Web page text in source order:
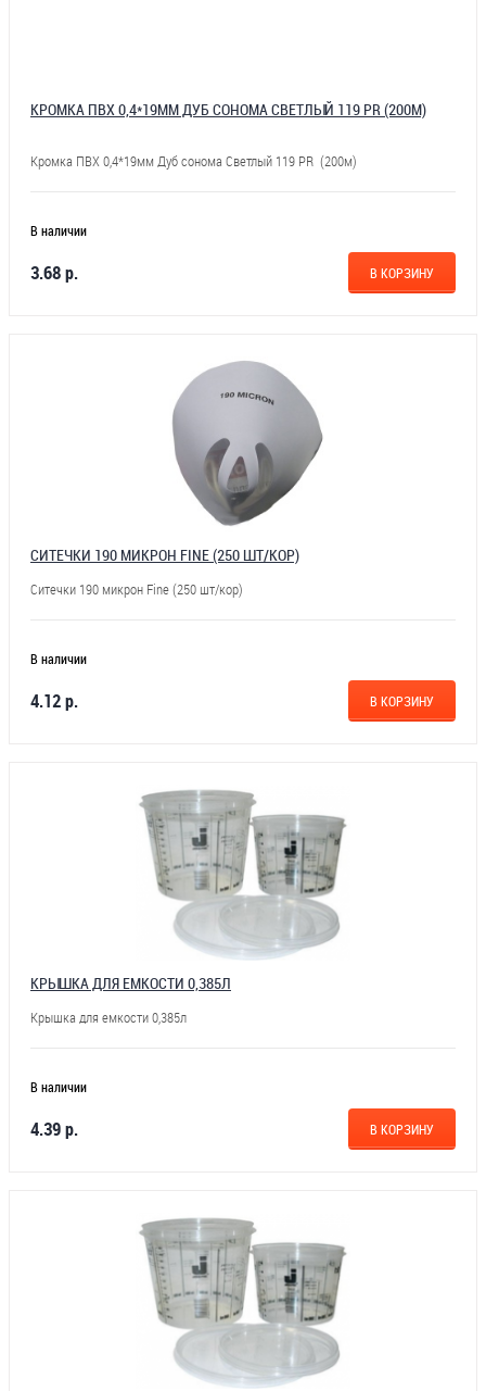
КРОМКА ПВХ 0,4*19ММ ДУБ СОНОМА СВЕТЛЫЙ 119 PR (200М)
Кромка ПВХ 0,4*19мм Дуб сонома Светлый 119 PR (200м)
В наличии
3.68 р. В КОРЗИНУ
СИТЕЧКИ 190 МИКРОН FINE (250 ШТ/КОР)
Ситечки 190 микрон Fine (250 шт/кор)
В наличии
4.12 р. В КОРЗИНУ
КРЫШКА ДЛЯ ЕМКОСТИ 0,385Л
Крышка для емкости 0,385л
В наличии
4.39 р. В КОРЗИНУ